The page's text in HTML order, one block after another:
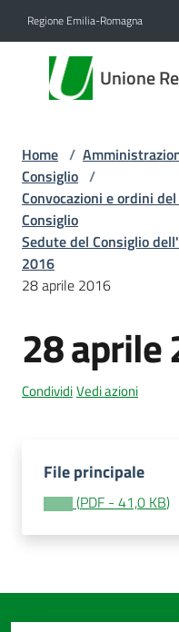
Regione Emilia-Romagna
Unione
Unione
Reno
Amministrazione
Menu selezionato
Novità
Servizi
Vivere
l'Unione
Amministrazione
trasparente
argomenti...
Home /
Consiglio /
Convocazioni e ordini
Consiglio
Sedute del Consiglio
2016
28 aprile 2016
28 aprile
CondividiVedi azioni
File principale
(PDF - 41,0 KB)